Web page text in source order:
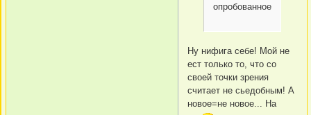
опробованное
Ну нифига себе! Мой не
ест только то, что со
своей точки зрения
считает не сьедобным! А
новое=не новое... На